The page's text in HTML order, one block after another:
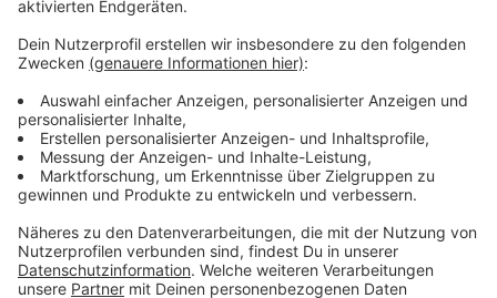
Rechtsanwalt Kempgens: Das rate ich
Reisenden in der aktuellen Chaos-Situation
Anzeige
Vor allem rate ich zu einer Sache: Ruhe bewahren
und nicht zu sehr ärgern, sonst bringt der Urlaub
nämlich überhaupt nichts! Man sollte einfach